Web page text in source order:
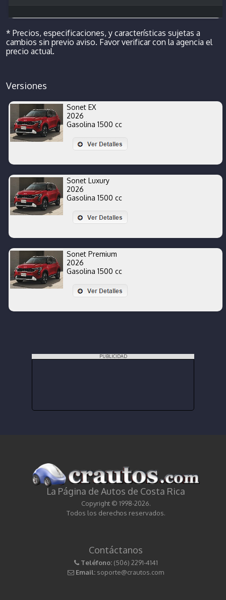
* Precios, especificaciones, y características sujetas a
cambios sin previo aviso. Favor verificar con la agencia el
precio actual.
Versiones
Sonet EX
2026
Gasolina 1500 cc
Sonet Luxury
2026
Gasolina 1500 cc
Sonet Premium
2026
Gasolina 1500 cc
PUBLICIDAD
La Página de Autos de Costa Rica
Copyright © 1998-2026.
Todos los derechos reservados.
Contáctanos
Teléfono: (506) 2291-4141
Email: soporte@crautos.com